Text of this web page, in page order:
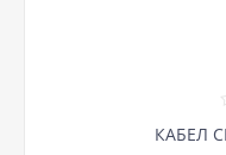
КАБЕЛ